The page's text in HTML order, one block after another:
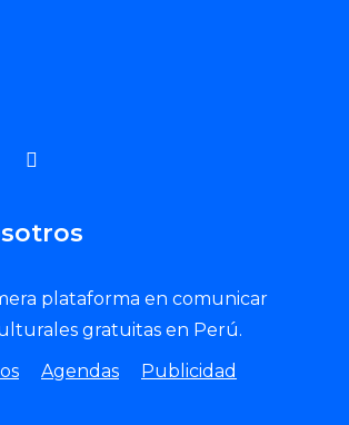
plataforma en comunicar
gratuitas en Perú.
Agendas Publicidad